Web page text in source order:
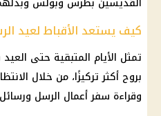
كيف يستعد الأقباط لعيد
تمثل الأيام المتبقية حتى
بروح أكثر تركيزًا، من خلال
وقراءة سفر أعمال الرسل